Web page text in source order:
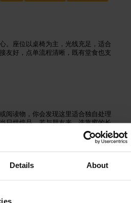
Details About
。座位以桌椅为主，光线充足，适合
友好，点单流程清晰，既有堂食也支
阅读物，你会发现这里适合独自处理
日烘焙品，若与朋友来，选靠窗的长
效率较高。
店